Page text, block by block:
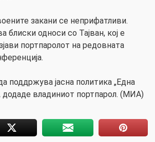
закани се неприфатливи.
блиски односи со Тајван, кој е
портпаролот на редовната
поддржува јасна политика „Една
додаде владиниот портпарол. (МИА)